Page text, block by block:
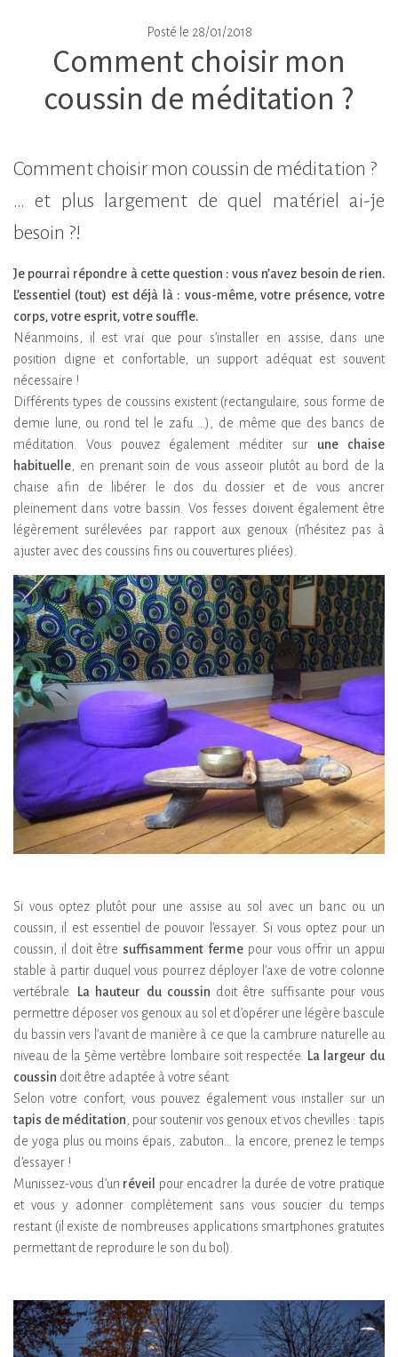
Posté le 28/01/2018
Comment choisir mon
coussin de méditation ?
Comment choisir mon coussin de méditation ?
… et plus largement de quel matériel ai-je
besoin ?!
Je pourrai répondre à cette question : vous n’avez besoin de rien.
L’essentiel (tout) est déjà là : vous-même, votre présence, votre
corps, votre esprit, votre souffle.
Néanmoins, il est vrai que pour s’installer en assise, dans une
position digne et confortable, un support adéquat est souvent
nécessaire !
Différents types de coussins existent (rectangulaire, sous forme de
demie lune, ou rond tel le zafu …), de même que des bancs de
méditation. Vous pouvez également méditer sur une chaise
habituelle , en prenant soin de vous asseoir plutôt au bord de la
chaise afin de libérer le dos du dossier et de vous ancrer
pleinement dans votre bassin. Vos fesses doivent également être
légèrement surélevées par rapport aux genoux (n’hésitez pas à
ajuster avec des coussins fins ou couvertures pliées).
Si vous optez plutôt pour une assise au sol avec un banc ou un
coussin, il est essentiel de pouvoir l’essayer. Si vous optez pour un
coussin, il doit être suffisamment ferme pour vous offrir un appui
stable à partir duquel vous pourrez déployer l’axe de votre colonne
vertébrale. La hauteur du coussin doit être suffisante pour vous
permettre déposer vos genoux au sol et d’opérer une légère bascule
du bassin vers l’avant de manière à ce que la cambrure naturelle au
niveau de la 5ème vertèbre lombaire soit respectée. La largeur du
coussin doit être adaptée à votre séant.
Selon votre confort, vous pouvez également vous installer sur un
tapis de méditation , pour soutenir vos genoux et vos chevilles : tapis
de yoga plus ou moins épais, zabuton… la encore, prenez le temps
d’essayer !
Munissez-vous d’un réveil pour encadrer la durée de votre pratique
et vous y adonner complètement sans vous soucier du temps
restant (il existe de nombreuses applications smartphones gratuites
permettant de reproduire le son du bol).